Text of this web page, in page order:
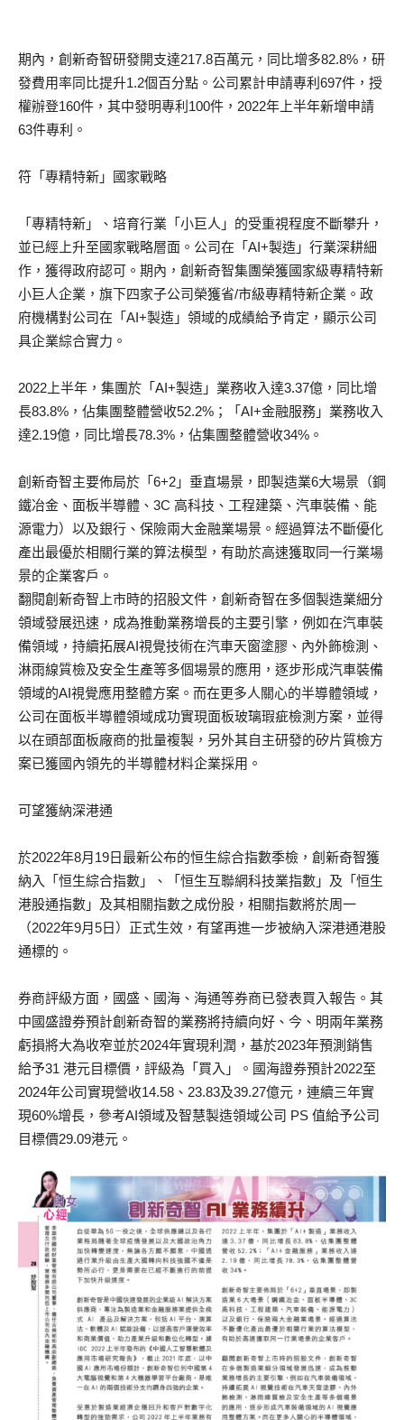
期內，創新奇智研發開支達217.8百萬元，同比增多82.8%，研
發費用率同比提升1.2個百分點。公司累計申請專利697件，授
權辦登160件，其中發明專利100件，2022年上半年新增申請
63件專利。
符「專精特新」國家戰略
「專精特新」、培育行業「小巨人」的受重視程度不斷攀升，
並已經上升至國家戰略層面。公司在「AI+製造」行業深耕細
作，獲得政府認可。期內，創新奇智集團榮獲國家級專精特新
小巨人企業，旗下四家子公司榮獲省/市級專精特新企業。政
府機構對公司在「AI+製造」領域的成績給予肯定，顯示公司
具企業綜合實力。
2022上半年，集團於「AI+製造」業務收入達3.37億，同比增
長83.8%，佔集團整體營收52.2%；「AI+金融服務」業務收入
達2.19億，同比增長78.3%，佔集團整體營收34%。
創新奇智主要佈局於「6+2」垂直場景，即製造業6大場景（鋼
鐵冶金、面板半導體、3C 高科技、工程建築、汽車裝備、能
源電力）以及銀行、保險兩大金融業場景。經過算法不斷優化
產出最優於相關行業的算法模型，有助於高速獲取同一行業場
景的企業客戶。
翻閱創新奇智上市時的招股文件，創新奇智在多個製造業細分
領域發展迅速，成為推動業務增長的主要引擎，例如在汽車裝
備領域，持續拓展AI視覺技術在汽車天窗塗膠、內外飾檢測、
淋雨線質檢及安全生產等多個場景的應用，逐步形成汽車裝備
領域的AI視覺應用整體方案。而在更多人關心的半導體領域，
公司在面板半導體領域成功實現面板玻璃瑕疵檢測方案，並得
以在頭部面板廠商的批量複製，另外其自主研發的矽片質檢方
案已獲國內領先的半導體材料企業採用。
可望獲納深港通
於2022年8月19日最新公布的恒生綜合指數季檢，創新奇智獲
納入「恒生綜合指數」、「恒生互聯網科技業指數」及「恒生
港股通指數」及其相關指數之成份股，相關指數將於周一
（2022年9月5日）正式生效，有望再進一步被納入深港通港股
通標的。
券商評級方面，國盛、國海、海通等券商已發表買入報告。其
中國盛證券預計創新奇智的業務將持續向好、今、明兩年業務
虧損將大為收窄並於2024年實現利潤，基於2023年預測銷售
給予31 港元目標價，評級為「買入」。國海證券預計2022至
2024年公司實現營收14.58、23.83及39.27億元，連續三年實
現60%增長，參考AI領域及智慧製造領域公司 PS 值給予公司
目標價29.09港元。